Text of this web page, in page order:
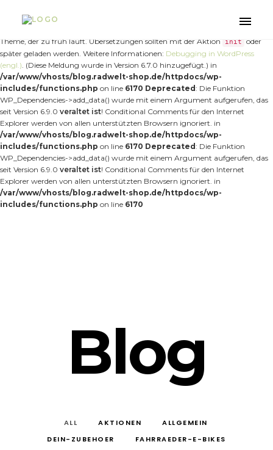
aufgerufen. Das Laden der Übersetzung für die Domain
nt-forester wurde
Theme, der zu früh läuft. Übersetzungen sollten mit der Aktion
init
oder
später geladen werden. Weitere Informationen: Debugging in WordPress
(engl.). (Diese Meldung wurde in Version 6.7.0 hinzugefügt.) in
/var/www/vhosts/blog.radwelt-shop.de/httpdocs/wp-
includes/functions.php on line 6170 Deprecated : Die Funktion
WP_Dependencies->add_data() wurde mit einem Argument aufgerufen, das
seit Version 6.9.0 veraltet ist! Conditional Comments für den Internet
Explorer werden von allen unterstützten Browsern ignoriert. in
/var/www/vhosts/blog.radwelt-shop.de/httpdocs/wp-
includes/functions.php on line 6170 Deprecated : Die Funktion
WP_Dependencies->add_data() wurde mit einem Argument aufgerufen, das
seit Version 6.9.0 veraltet ist! Conditional Comments für den Internet
Explorer werden von allen unterstützten Browsern ignoriert. in
/var/www/vhosts/blog.radwelt-shop.de/httpdocs/wp-
includes/functions.php on line 6170
Toggle
Blog
ALL AKTIONEN
ALLGEMEIN
DEIN-ZUBEHOER
FAHRRAEDER-E-BIKES